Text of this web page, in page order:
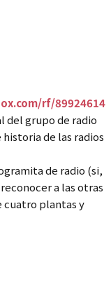
rf/89924614
del grupo de radio
de las radios
de radio (si,
a las otras
cuatro plantas y